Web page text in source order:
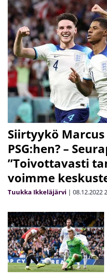
Siirtyykö
PSG:hen? –
”Toivottavasti
voimme
Tuukka Ikkeläjärvi | 08.12.2022